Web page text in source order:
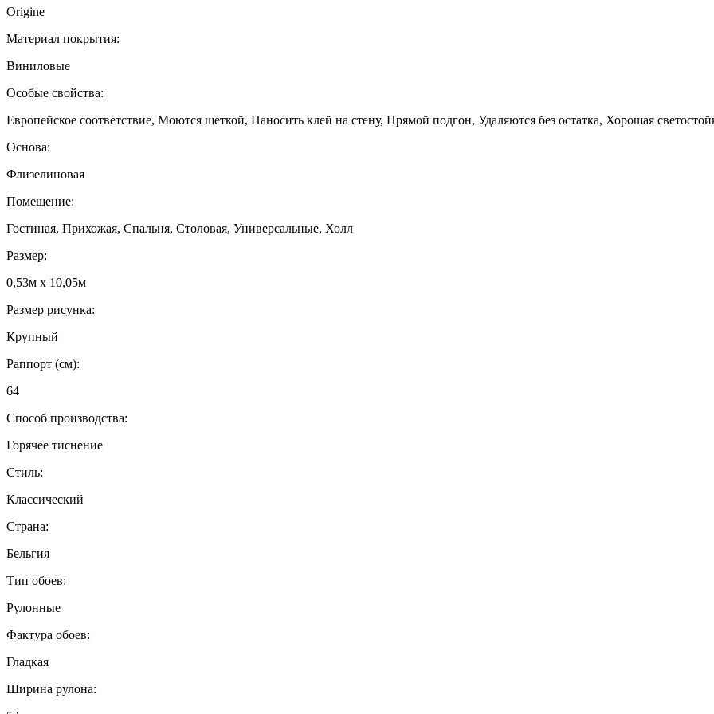
Origine
Материал покрытия:
Виниловые
Особые свойства:
Европейское соответствие, Моются щеткой, Наносить клей на стену, Прямой подгон, Удаляются без остатка, Хорошая
Основа:
Флизелиновая
Помещение:
Гостиная, Прихожая, Спальня, Столовая, Универсальные, Холл
Размер:
0,53м x 10,05м
Размер рисунка:
Крупный
Раппорт (см):
64
Способ производства:
Горячее тиснение
Стиль:
Классический
Страна:
Бельгия
Тип обоев:
Рулонные
Фактура обоев:
Гладкая
Ширина рулона: